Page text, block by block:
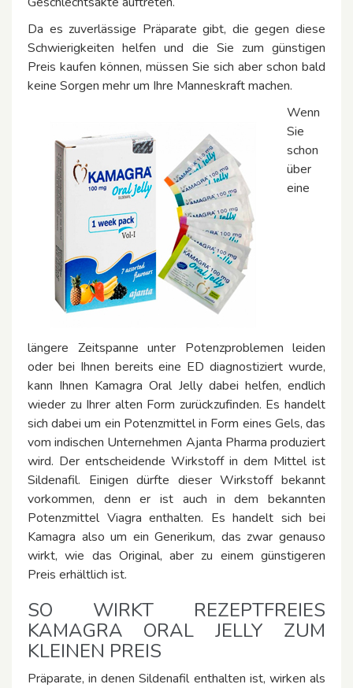
Da es zuverlässige Präparate gibt, die gegen diese
Schwierigkeiten helfen und die Sie zum günstigen
Preis kaufen können, müssen Sie sich aber schon bald
keine Sorgen mehr um Ihre Manneskraft machen.
Wenn
Sie
schon
über
eine
längere Zeitspanne unter Potenzproblemen leiden
oder bei Ihnen bereits eine ED diagnostiziert wurde,
kann Ihnen Kamagra Oral Jelly dabei helfen, endlich
wieder zu Ihrer alten Form zurückzufinden. Es handelt
sich dabei um ein Potenzmittel in Form eines Gels, das
vom indischen Unternehmen Ajanta Pharma produziert
wird. Der entscheidende Wirkstoff in dem Mittel ist
Sildenafil. Einigen dürfte dieser Wirkstoff bekannt
vorkommen, denn er ist auch in dem bekannten
Potenzmittel Viagra enthalten. Es handelt sich bei
Kamagra also um ein Generikum, das zwar genauso
wirkt, wie das Original, aber zu einem günstigeren
Preis erhältlich ist.
SO WIRKT REZEPTFREIES
KAMAGRA ORAL JELLY ZUM
KLEINEN PREIS
Präparate, in denen Sildenafil enthalten ist, wirken als